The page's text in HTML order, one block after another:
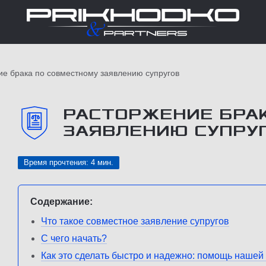
брака по совместному заявлению супругов
РАСТОРЖЕНИЕ
ЗАЯВЛЕНИЮ
Время прочтения: 4 мин.
Содержание:
Что такое совместное заявление супругов
С чего начать?
Как это сделать быстро и надежно: помощь